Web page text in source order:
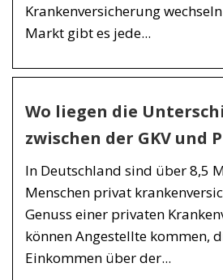
Krankenversicherung
Markt gibt es jede...
Wo liegen die
zwischen der GKV und
In Deutschland sind über 8,5
Menschen privat
Genuss einer privaten
können Angestellte kommen,
Einkommen über der...